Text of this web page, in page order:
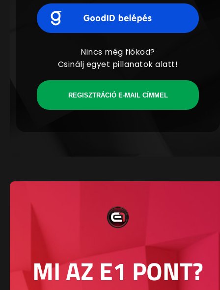
Nincs még fiókod?
Csinálj egyet pillanatok alatt!
REGISZTRÁCIÓ E-MAIL CÍMMEL
MI AZ E1 PONT?